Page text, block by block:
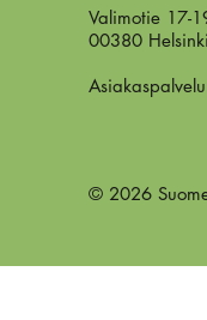
Valimotie 17-
00380 Helsinki
© 2026